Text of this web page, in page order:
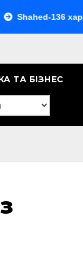
136
ТА БІЗНЕС